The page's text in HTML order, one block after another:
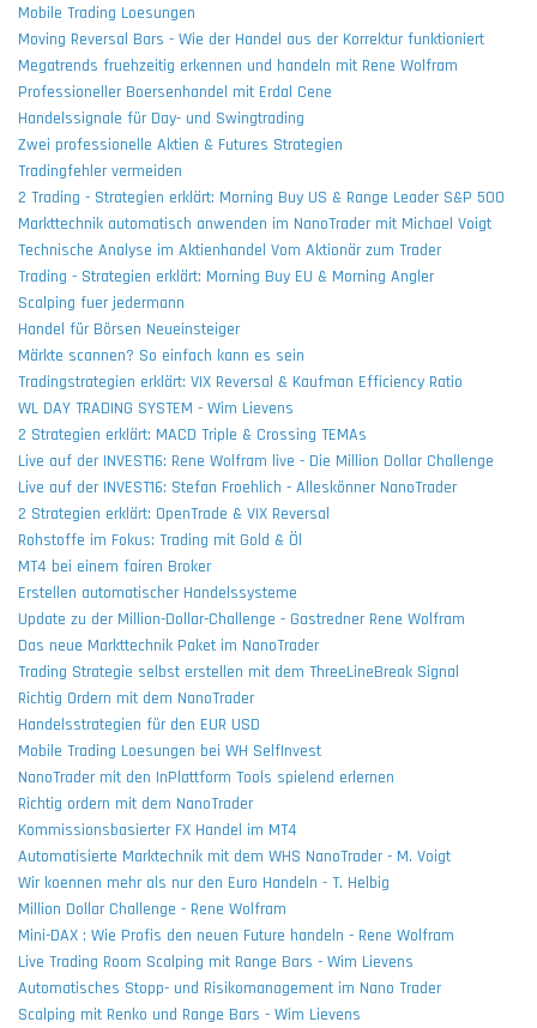
Mobile Trading Loesungen
Moving Reversal Bars - Wie der Handel aus der Korrektur funktioniert
Megatrends fruehzeitig erkennen und handeln mit Rene Wolfram
Professioneller Boersenhandel mit Erdal Cene
Handelssignale für Day- und Swingtrading
Zwei professionelle Aktien & Futures Strategien
Tradingfehler vermeiden
2 Trading - Strategien erklärt: Morning Buy US & Range Leader S&P 500
Markttechnik automatisch anwenden im NanoTrader mit Michael Voigt
Technische Analyse im Aktienhandel Vom Aktionär zum Trader
Trading - Strategien erklärt: Morning Buy EU & Morning Angler
Scalping fuer jedermann
Handel für Börsen Neueinsteiger
Märkte scannen? So einfach kann es sein
Tradingstrategien erklärt: VIX Reversal & Kaufman Efficiency Ratio
WL DAY TRADING SYSTEM - Wim Lievens
2 Strategien erklärt: MACD Triple & Crossing TEMAs
Live auf der INVEST16: Rene Wolfram live - Die Million Dollar Challenge
Live auf der INVEST16: Stefan Froehlich - Alleskönner NanoTrader
2 Strategien erklärt: OpenTrade & VIX Reversal
Rohstoffe im Fokus: Trading mit Gold & Öl
MT4 bei einem fairen Broker
Erstellen automatischer Handelssysteme
Update zu der Million-Dollar-Challenge - Gastredner Rene Wolfram
Das neue Markttechnik Paket im NanoTrader
Trading Strategie selbst erstellen mit dem ThreeLineBreak Signal
Richtig Ordern mit dem NanoTrader
Handelsstrategien für den EUR USD
Mobile Trading Loesungen bei WH SelfInvest
NanoTrader mit den InPlattform Tools spielend erlernen
Richtig ordern mit dem NanoTrader
Kommissionsbasierter FX Handel im MT4
Automatisierte Marktechnik mit dem WHS NanoTrader - M. Voigt
Wir koennen mehr als nur den Euro Handeln - T. Helbig
Million Dollar Challenge - Rene Wolfram
Mini-DAX : Wie Profis den neuen Future handeln - Rene Wolfram
Live Trading Room Scalping mit Range Bars - Wim Lievens
Automatisches Stopp- und Risikomanagement im Nano Trader
Scalping mit Renko und Range Bars - Wim Lievens